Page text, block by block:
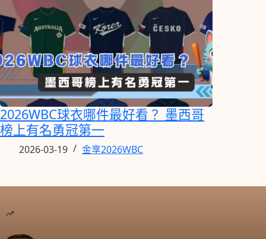
2026WBC球衣哪件最好看？ 墨西哥
榜上有名勇冠第一
2026-03-19 金享2026WBC